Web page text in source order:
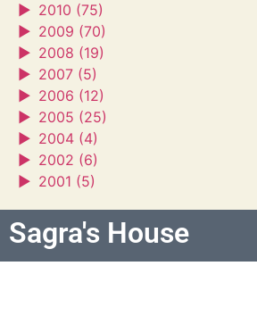
► 2010 (75)
► 2009 (70)
► 2008 (19)
► 2007 (5)
► 2006 (12)
► 2005 (25)
► 2004 (4)
► 2002 (6)
► 2001 (5)
Sagra's House